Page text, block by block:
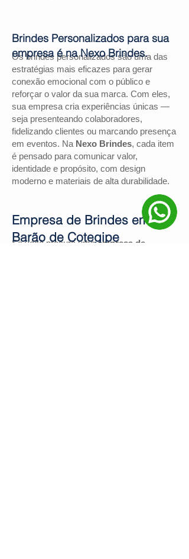
Os brindes personalizados são uma das
estratégias mais eficazes para gerar
conexão emocional com o público e
reforçar o valor da sua marca. Com eles,
sua empresa cria experiências únicas —
seja presenteando colaboradores,
fidelizando clientes ou marcando presença
em eventos. Na Nexo Brindes, cada item
é pensado para comunicar valor,
identidade e propósito, com design
moderno e materiais de alta durabilidade.
Se você procura umaempresa de
Brindes Personalizados para sua
empresa é na Nexo Brindes.
Empresa de Brindes em
Barão de Cotegipe